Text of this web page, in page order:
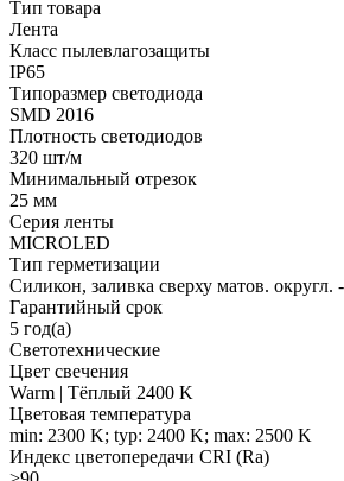
Тип товара
Лента
Класс пылевлагозащиты
IP65
Типоразмер светодиода
SMD 2016
Плотность светодиодов
320 шт/м
Минимальный отрезок
25 мм
Серия ленты
MICROLED
Тип герметизации
Силикон, заливка сверху матов. округл.
Гарантийный срок
5 год(а)
Светотехнические
Цвет свечения
Warm | Тёплый 2400 K
Цветовая температура
min: 2300 K; typ: 2400 K; max: 2500 K
Индекс цветопередачи CRI (Ra)